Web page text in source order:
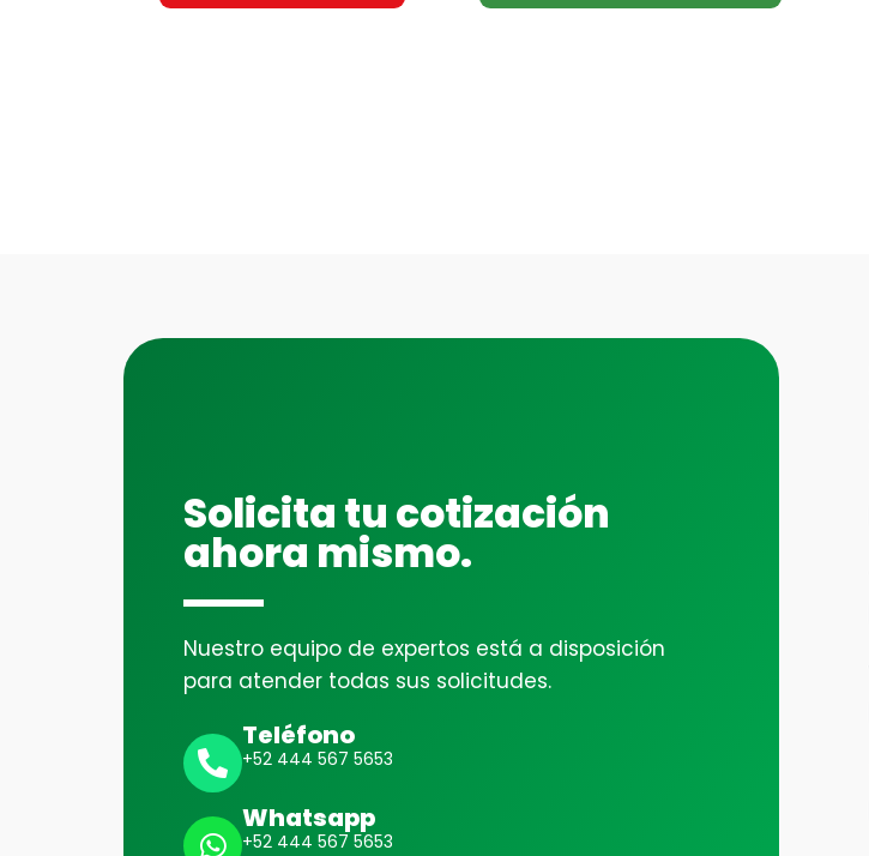
Solicita tu cotización
ahora mismo.
Nuestro equipo de expertos está a disposición
para atender todas sus solicitudes.
Teléfono
+52 444 567 5653
Whatsapp
+52 444 567 5653